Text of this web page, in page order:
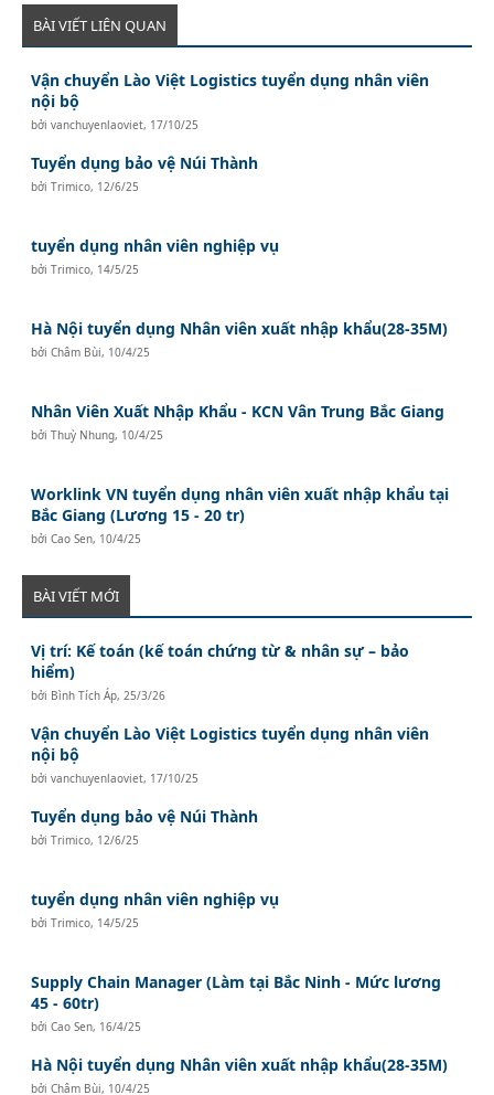
BÀI VIẾT LIÊN QUAN
Vận chuyển Lào Việt Logistics tuyển dụng nhân viên
nội bộ
bởivanchuyenlaoviet, 17/10/25
Tuyển dụng bảo vệ Núi Thành
bởiTrimico, 12/6/25
tuyển dụng nhân viên nghiệp vụ
bởiTrimico, 14/5/25
Hà Nội tuyển dụng Nhân viên xuất nhập khẩu(28-35M)
bởiChâm Bùi, 10/4/25
Nhân Viên Xuất Nhập Khẩu - KCN Vân Trung Bắc Giang
bởiThuỳ Nhung, 10/4/25
Worklink VN tuyển dụng nhân viên xuất nhập khẩu tại
Bắc Giang (Lương 15 - 20 tr)
bởiCao Sen, 10/4/25
BÀI VIẾT MỚI
Vị trí: Kế toán (kế toán chứng từ & nhân sự – bảo
hiểm)
bởi Bình Tích Áp, 25/3/26
Vận chuyển Lào Việt Logistics tuyển dụng nhân viên
nội bộ
bởivanchuyenlaoviet, 17/10/25
Tuyển dụng bảo vệ Núi Thành
bởiTrimico, 12/6/25
tuyển dụng nhân viên nghiệp vụ
bởiTrimico, 14/5/25
Supply Chain Manager (Làm tại Bắc Ninh - Mức lương
45 - 60tr)
bởiCao Sen, 16/4/25
Hà Nội tuyển dụng Nhân viên xuất nhập khẩu(28-35M)
bởiChâm Bùi, 10/4/25